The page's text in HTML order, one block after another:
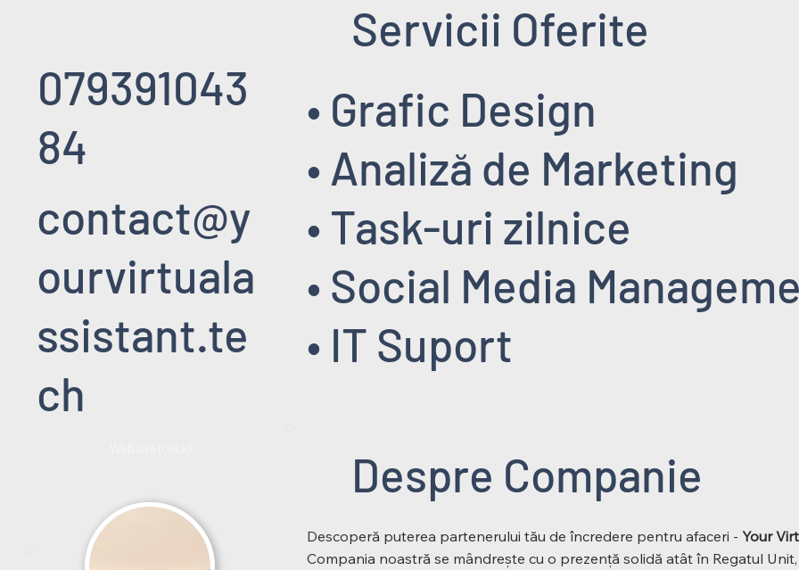
079391043
84
contact@y
ourvirtuala
ssistant.te
ch
Servicii Oferite
• Grafic Design
• Analiză de Marketing
• Task-uri zilnice
• Social Media
• IT Suport
Despre Companie
Descoperă puterea partenerului tău de încredere pentru afaceri -Your
Compania noastră se mândrește cu o prezență solidă atât în Regatul